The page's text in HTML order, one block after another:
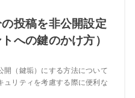
投稿を非公開設定
への鍵のかけ方）
開（鍵垢）にする方法について
ュリティを考慮する際に便利な